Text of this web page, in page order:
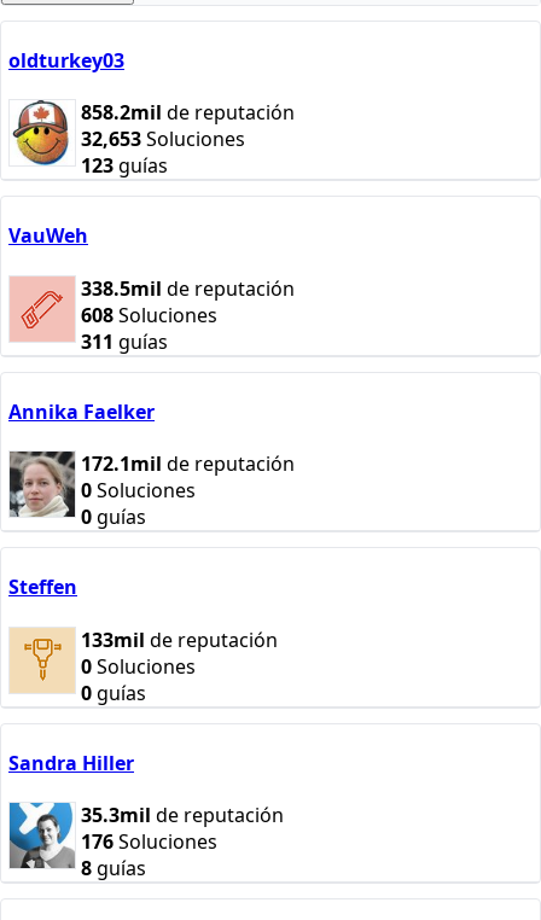
oldturkey03
858.2mil de reputación
32,653Soluciones
123guías
VauWeh
338.5mil de reputación
608Soluciones
311 guías
Annika Faelker
172.1mil de reputación
0Soluciones
0guías
Steffen
133mil de reputación
0Soluciones
0guías
Sandra Hiller
35.3mil de reputación
176Soluciones
8guías